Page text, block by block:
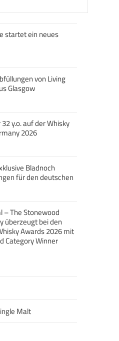
startet ein neues
von Living
Glasgow
y.o. auf der Whisky
2026
Bladnoch
für den deutschen
– The Stonewood
überzeugt bei den
Awards 2026 mit
Category Winner
Malt